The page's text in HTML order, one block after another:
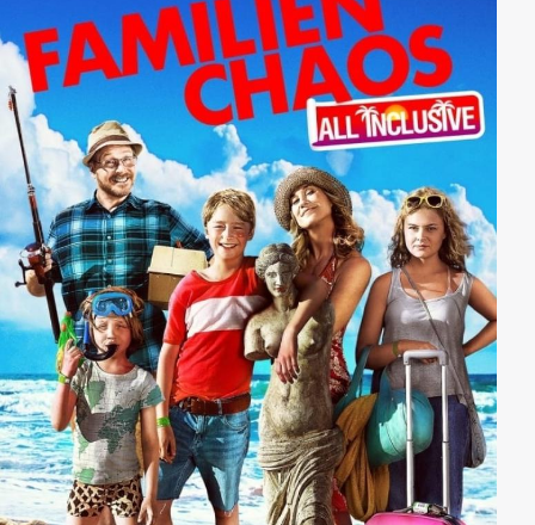
erhielten. Die Spur führt zu einer militanten
linksextremistischen Gruppe, die in den 70er Jahren
einen nie ganz geklärten Sprengstoffanschlag auf
einen Luftwaffenstützpunkt verübte. Angeführt wurde
die Gruppe namens „Der Rote Wolf“ von dem
charismatischen Ideologen Ragnwald. Jahrzehntelang
war der fanatische Aktivist in den Untergrund
abgetaucht, doch nun ist er zurückgekehrt, um seine
Genossen zu einem konspirativen Treffen
zusammenzurufen.